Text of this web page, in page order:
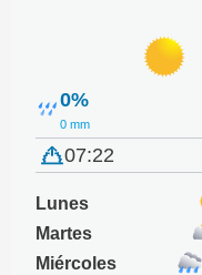
0%
0 mm
07:22
Lunes
Martes
Miércoles